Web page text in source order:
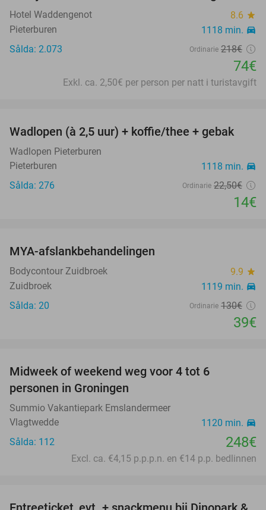
Hotel Waddengenot 8.6 star
Pieterburen 1118 min. directions_car
Sålda: 2.073 Ordinarie 218€
74€
Exkl. ca. 2,50€ per person per natt i turistavgift
38%
Wadlopen (à 2,5 uur) + koffie/thee + gebak
Wadlopen Pieterburen
Pieterburen
1118 min. directions_car
Sålda: 276 Ordinarie 22,50€
14€
MYA-afslankbehandelingen
Bodycontour Zuidbroek 9.9 star
Zuidbroek 1119 min. directions_car
Sålda: 20 Ordinarie 130€
39€
Midweek of weekend weg voor 4 tot 6
personen in Groningen
Summio Vakantiepark Emslandermeer
Vlagtwedde
1120 min. directions_car
Sålda: 112 248€
Excl. ca. €4,15 p.p.p.n. en €14 p.p. bedlinnen